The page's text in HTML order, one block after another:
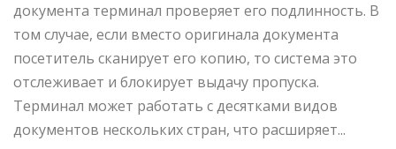
документа терминал проверяет его подлинность. В
том случае, если вместо оригинала документа
посетитель сканирует его копию, то система это
отслеживает и блокирует выдачу пропуска.
Терминал может работать с десятками видов
документов нескольких стран, что расширяет...